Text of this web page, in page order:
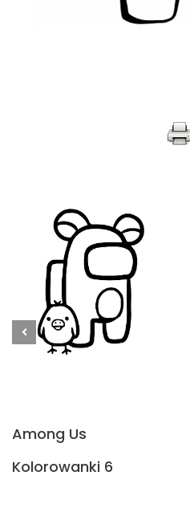
Among Us
Kolorowanki 6